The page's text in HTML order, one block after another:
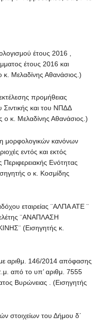
έτους 2016 ,
έτους 2016 και
Μελαδίνης Αθανάσιος.)
προμήθειας
Σιντικής και του ΝΠΔΔ
κ. Μελαδίνης Αθανάσιος.)
κανόνων
εντός και εκτός
Ενότητας
ο κ. Κοσμίδης
εταιρείας ¨ΑΛΠΑ ΑΤΕ ¨
¨ΑΝΑΠΛΑΣΗ
(Εισηγητής κ.
146/2014 απόφασης
από το υπ’ αριθμ. 7555
Βυρώνειας . (Εισηγητής
του Δήμου δ΄